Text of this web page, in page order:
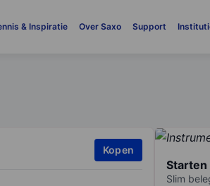
& Inspiratie Over Saxo Support
Kopen
Starten
Slim